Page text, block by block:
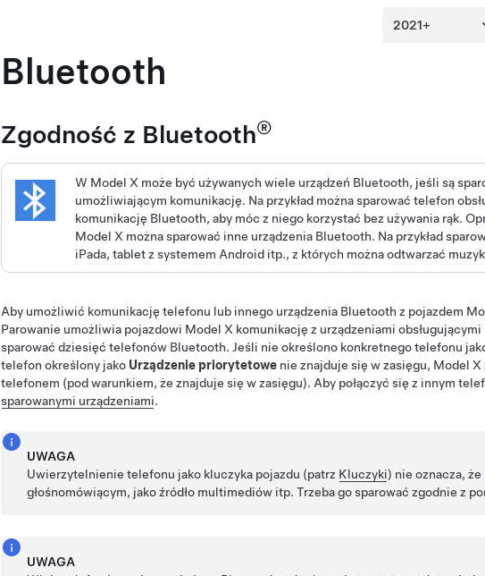
Bluetooth
Zgodność z Bluetooth®
W Model X może być używanych wiele urządzeń Bluetooth, jeśli są
umożliwiającym komunikację. Na przykład można sparować telefon
komunikację Bluetooth, aby móc z niego korzystać bez używania rąk.
Model X można sparować inne urządzenia Bluetooth. Na przykład
iPada, tablet z systemem Android itp., z których można odtwarzać
Aby umożliwić komunikację telefonu lub innego urządzenia Bluetooth z pojazdem
Parowanie umożliwia pojazdowi Model X komunikację z urządzeniami
sparować dziesięć telefonów Bluetooth. Jeśli nie określono konkretnego telefonu
telefon określony jako Urządzenie priorytetowe nie znajduje się w zasięgu, Model X
telefonem (pod warunkiem, że znajduje się w zasięgu). Aby połączyć się z innym
sparowanymi urządzeniami.
UWAGA
Uwierzytelnienie telefonu jako kluczyka pojazdu (patrz Kluczyki) nie oznacza,
głośnomówiącym, jako źródło multimediów itp. Trzeba go sparować zgodnie z
UWAGA